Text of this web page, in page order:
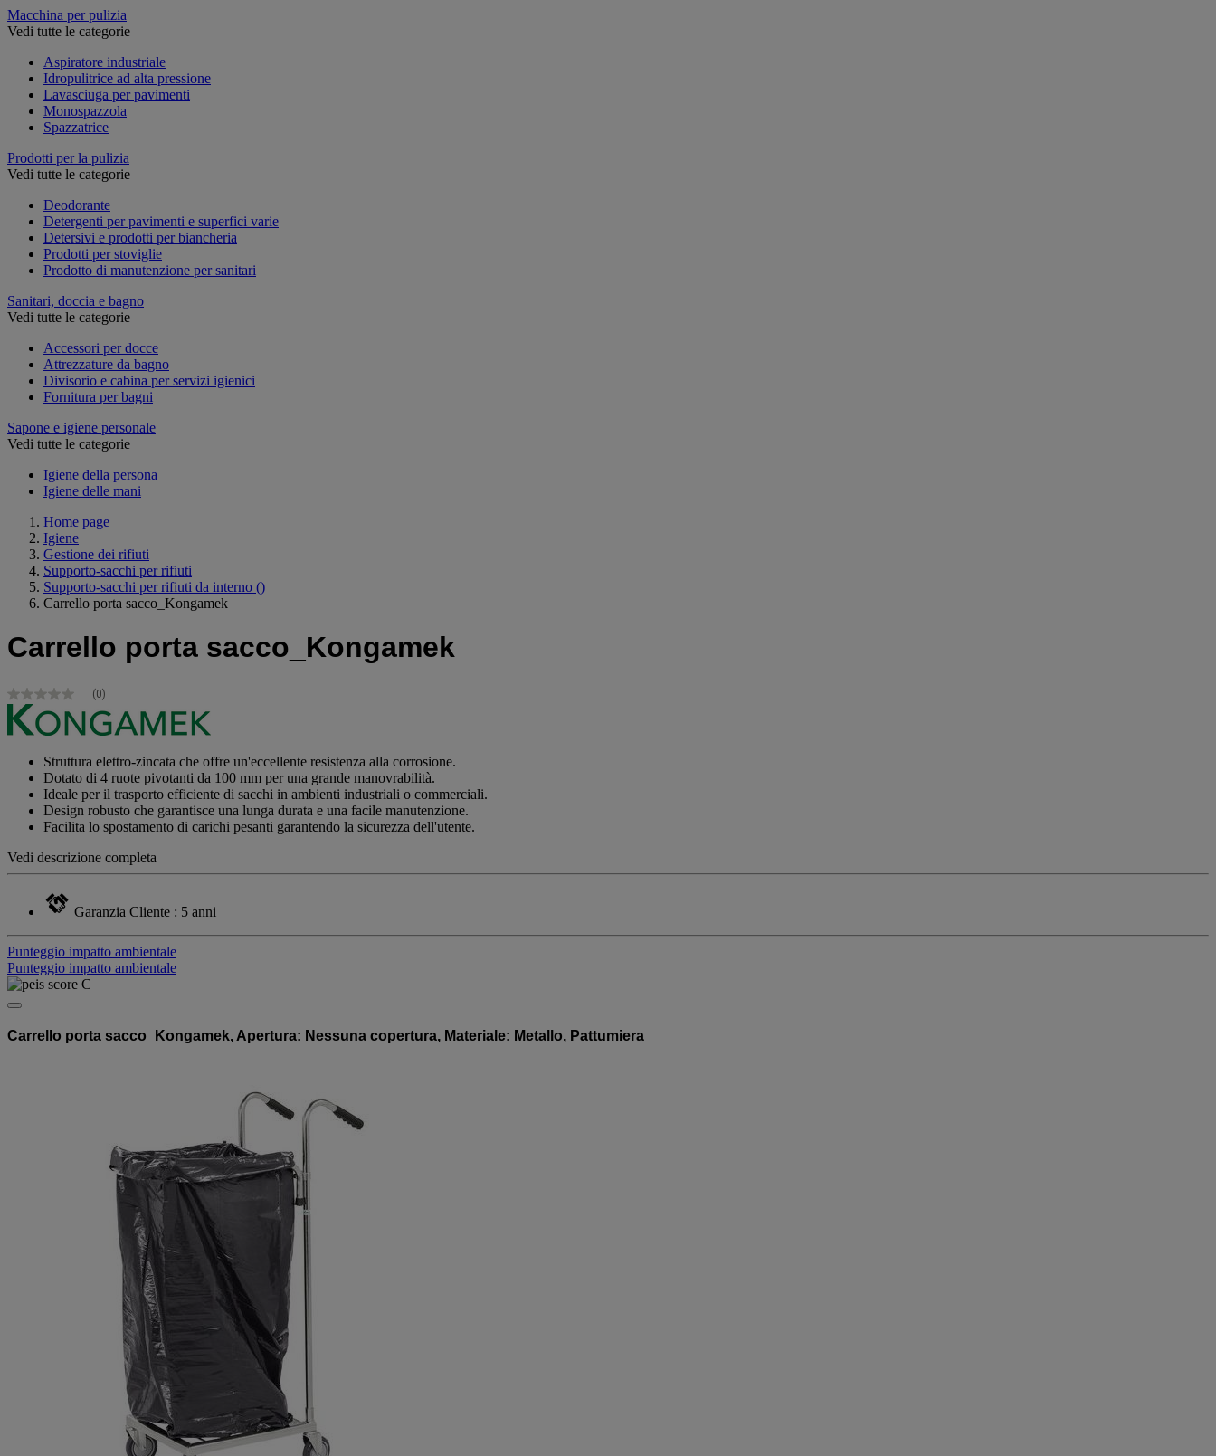
Macchina per pulizia
Vedi tutte le categorie
Aspiratore industriale
Idropulitrice ad alta pressione
Lavasciuga per pavimenti
Monospazzola
Spazzatrice
Prodotti per la pulizia
Vedi tutte le categorie
Deodorante
Detergenti per pavimenti e superfici varie
Detersivi e prodotti per biancheria
Prodotti per stoviglie
Prodotto di manutenzione per sanitari
Sanitari, doccia e bagno
Vedi tutte le categorie
Accessori per docce
Attrezzature da bagno
Divisorio e cabina per servizi igienici
Fornitura per bagni
Sapone e igiene personale
Vedi tutte le categorie
Igiene della persona
Igiene delle mani
Home page
Igiene
Gestione dei rifiuti
Supporto-sacchi per rifiuti
Supporto-sacchi per rifiuti da interno ()
Carrello porta sacco_Kongamek
Carrello porta sacco_Kongamek
Nessuna
valutazione
Stesso
pagina.
(0)
Struttura elettro-zincata che offre un'eccellente resistenza alla corrosione.
Dotato di 4 ruote pivotanti da 100 mm per una grande manovrabilità.
Ideale per il trasporto efficiente di sacchi in ambienti industriali o commerciali.
Design robusto che garantisce una lunga durata e una facile manutenzione.
Facilita lo spostamento di carichi pesanti garantendo la sicurezza dell'utente.
Vedi descrizione completa
Garanzia Cliente : 5 anni
Punteggio impatto ambientale
Punteggio impatto ambientale
Carrello porta sacco_Kongamek, Apertura: Nessuna copertura, Materiale: Metallo, Pattumiera